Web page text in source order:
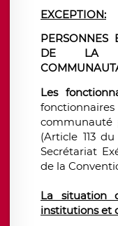
EXCEPTION:
PERSONNES
DE LA
Les
communauté
(Article 113
Secrétariat
de la
La situation
institutions et